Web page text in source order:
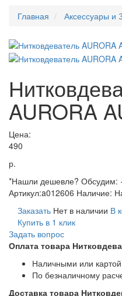
Главная
Аксессуары и
AURORA
Цена:
490
р.
*Нашли дешевле? Обсудим:
Артикул:a012606 Наличие:
Заказать Нет в наличии В
Купить в 1 клик
Задать вопрос
Оплата товара
Наличными или
По безналичному
Доставка товара